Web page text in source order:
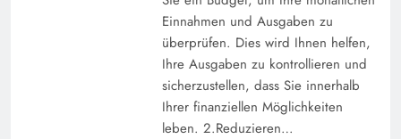
Einnahmen und Ausgaben zu
überprüfen. Dies wird Ihnen helfen,
Ihre Ausgaben zu kontrollieren und
sicherzustellen, dass Sie innerhalb
Ihrer finanziellen Möglichkeiten
leben. 2.Reduzieren…